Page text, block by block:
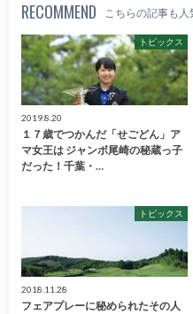
RECOMMEND こちらの記事も人
トピックス
2019.8.20
１７歳でつかんだ「せごどん」ア
マ女王は ジャンボ尾崎の秘蔵っ子
だった！千葉・…
トピックス
2018.11.28
フェアプレーに秘められたその人